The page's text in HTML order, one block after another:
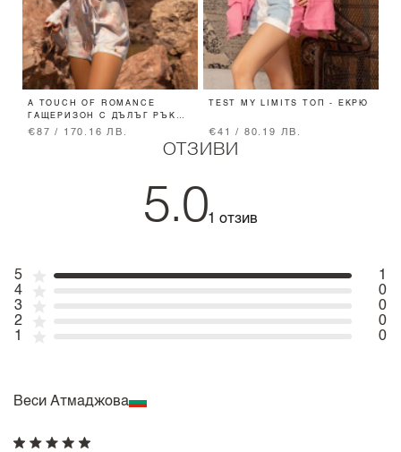
A TOUCH OF ROMANCE
ГАЩЕРИЗОН С ДЪЛЪГ РЪКАВ
- VISTA BLUE
€87 / 170.16 ЛВ.
TEST MY LIMITS ТОП - ЕКРЮ
€41 / 80.19 ЛВ.
ОТЗИВИ
5.01 отзив
5
1
4
0
3
0
2
0
1
0
Веси Атмаджова